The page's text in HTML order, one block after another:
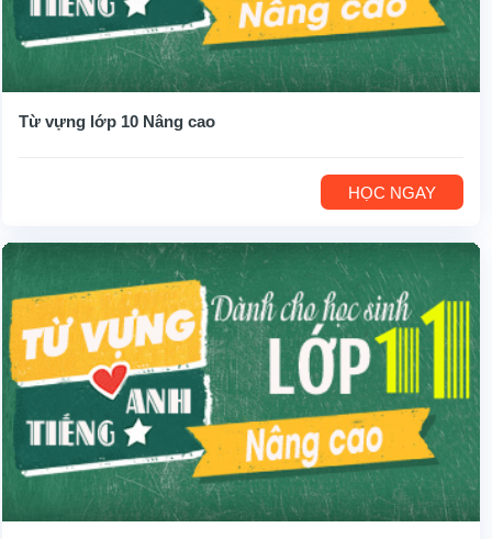
Từ vựng lớp 10 Nâng cao
HỌC NGAY